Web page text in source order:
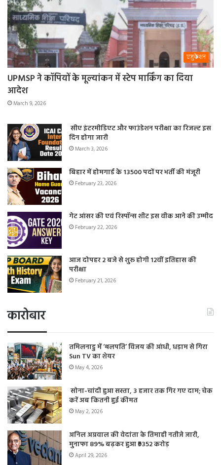
एजुकेशन
UPMSP ने कॉपियों के मूल्यांकन में स्टेप मार्किंग का दिया
आदेश
March 9, 2026
सीए इंटरमीडिएट और फाउंडेशन परीक्षा का रिजल्ट इस
दिन होगा जारी
March 3, 2026
बिहार में होमगार्ड के 13500 पदों पर भर्ती की मंजूरी
February 23, 2026
गेट आंसर की एवं रिस्पॉन्स शीट इस वीक आने की उम्मीद
February 22, 2026
आज दोपहर 2 बजे से शुरू होगी 12वीं इतिहास की
परीक्षा
February 21, 2026
कारोबार
तमिलनाडु में ‘थलपति’ विजय की आंधी, धड़ाम से गिरा
Sun TV का शेयर
May 4, 2026
सोना-चांदी हुआ सस्ता, 3 हजार तक गिर गए दाम; चेक
करें अब कितनी हुई कीमत
May 2, 2026
अनिल अग्रवाल की वेदांता के तिमाही नतीजे जारी,
मुनाफा 89% बढ़कर हुआ ₹9352 करोड़
April 29, 2026